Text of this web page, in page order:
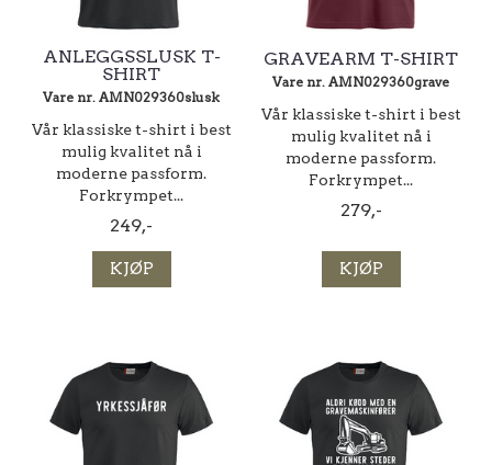
ANLEGGSSLUSK T-
SHIRT
Vare nr. AMN029360slusk
Vår klassiske t-shirt i best
mulig kvalitet nå i
moderne passform.
Forkrympet...
249,-
KJØP
GRAVEARM T-SHIRT
Vare nr. AMN029360grave
Vår klassiske t-shirt i best
mulig kvalitet nå i
moderne passform.
Forkrympet...
279,-
KJØP